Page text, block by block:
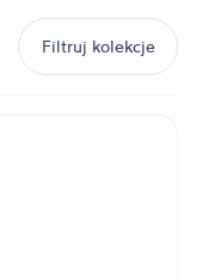
Filtruj kolekcje